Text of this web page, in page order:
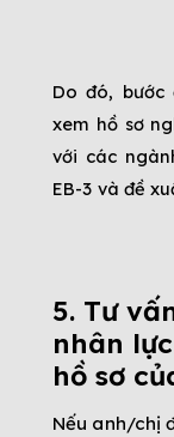
Do đó,
xem hồ sơ
với các
EB-3 và đề
5. Tư
nhân
hồ sơ
Nếu anh/chị